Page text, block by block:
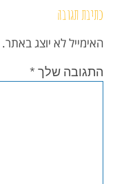
כתיבת תגובה
האימייל לא יוצג באתר.
התגובה שלך *